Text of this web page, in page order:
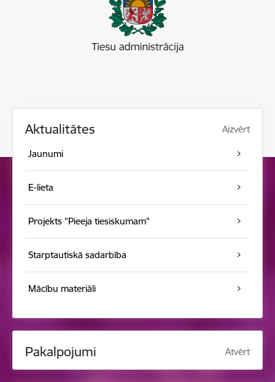
Aktualitātes Aizvērt
Jaunumi
E-lieta
Projekts "Pieeja tiesiskumam"
Starptautiskā sadarbība
Mācību materiāli
Pakalpojumi Atvērt